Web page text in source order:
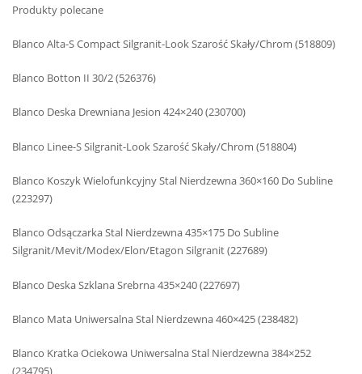
Produkty polecane
Blanco Alta-S Compact Silgranit-Look Szarość Skały/Chrom (518809)
Blanco Botton II 30/2 (526376)
Blanco Deska Drewniana Jesion 424×240 (230700)
Blanco Linee-S Silgranit-Look Szarość Skały/Chrom (518804)
Blanco Koszyk Wielofunkcyjny Stal Nierdzewna 360×160 Do Subline
(223297)
Blanco Odsączarka Stal Nierdzewna 435×175 Do Subline
Silgranit/Mevit/Modex/Elon/Etagon Silgranit (227689)
Blanco Deska Szklana Srebrna 435×240 (227697)
Blanco Mata Uniwersalna Stal Nierdzewna 460×425 (238482)
Blanco Kratka Ociekowa Uniwersalna Stal Nierdzewna 384×252
(234795)